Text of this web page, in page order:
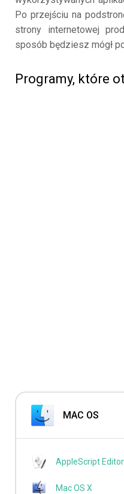
Po przejściu na
strony internetowej
sposób będziesz mógł
Programy, które
MAC OS
AppleScript Editor
Mac OS X